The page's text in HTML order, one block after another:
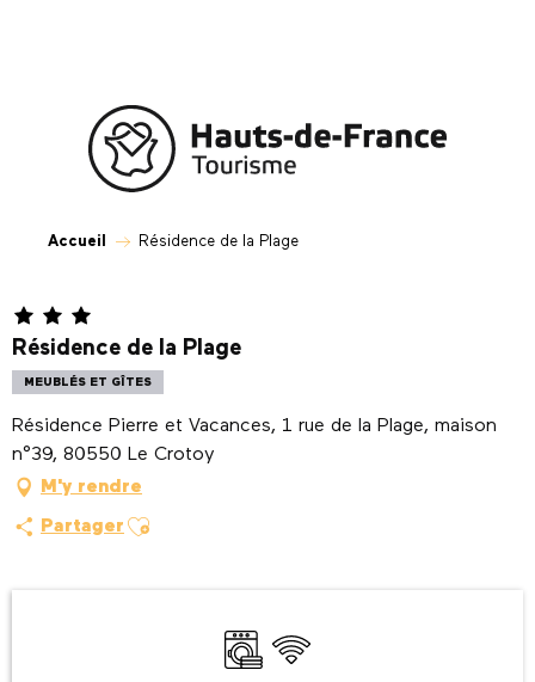
Accueil Résidence de la Plage
Résidence de la Plage
MEUBLÉS ET GÎTES
Résidence Pierre et Vacances, 1 rue de la Plage, maison
n°39, 80550 Le Crotoy
M'y rendre
Partager Ajouter aux favoris
Lave linge
WiFi